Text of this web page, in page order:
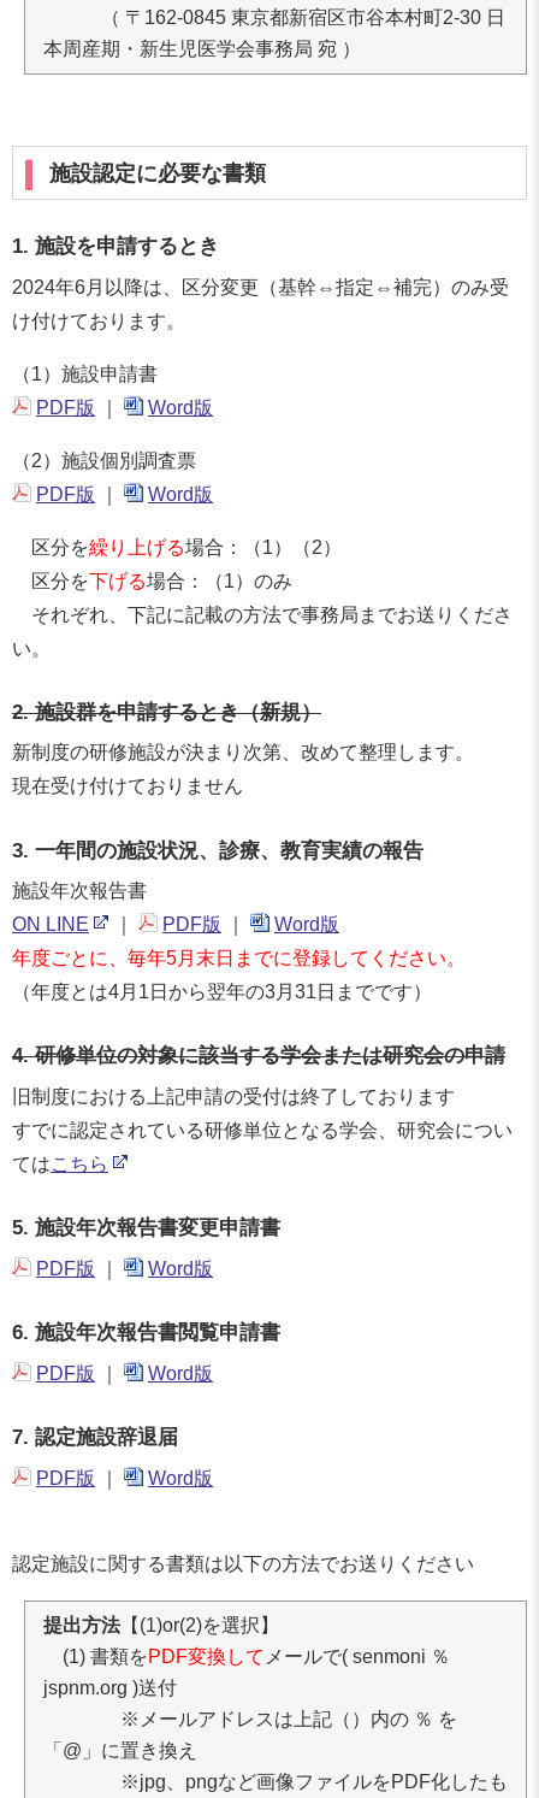
（ 〒162-0845 東京都新宿区市谷本村町2-30 日
本周産期・新生児医学会事務局 宛 ）
施設認定に必要な書類
1. 施設を申請するとき
2024年6月以降は、区分変更（基幹⇔指定⇔補完）のみ受
け付けております。
（1）施設申請書
PDF版
Word版
（2）施設個別調査票
PDF版
Word版
区分を繰り上げる場合：（1）（2）
区分を下げる場合：（1）のみ
それぞれ、下記に記載の方法で事務局までお送りくださ
い。
2. 施設群を申請するとき（新規）
新制度の研修施設が決まり次第、改めて整理します。
現在受け付けておりません
3. 一年間の施設状況、診療、教育実績の報告
施設年次報告書
ON LINE
PDF版
Word版
年度ごとに、毎年5月末日までに登録してください。
（年度とは4月1日から翌年の3月31日までです）
4. 研修単位の対象に該当する学会または研究会の申請
旧制度における上記申請の受付は終了しております
すでに認定されている研修単位となる学会、研究会につい
てはこちら
5. 施設年次報告書変更申請書
PDF版 Word版
6. 施設年次報告書閲覧申請書
PDF版 Word版
7. 認定施設辞退届
PDF版 Word版
認定施設に関する書類は以下の方法でお送りください
提出方法【(1)or(2)を選択】
(1) 書類をPDF変換して メールで( senmoni ％
jspnm.org )送付
※メールアドレスは上記（）内の ％ を
「@」に置き換え
※jpg、pngなど画像ファイルをPDF化したも